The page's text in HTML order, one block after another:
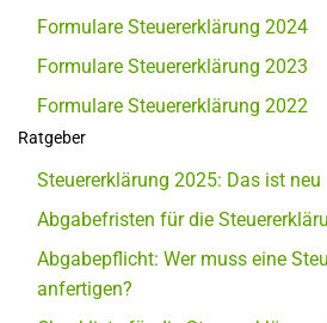
Formulare Steuererklärung 2024
Formulare Steuererklärung 2023
Formulare Steuererklärung 2022
Ratgeber
Steuererklärung 2025: Das ist neu
Abgabefristen für die
Abgabepflicht: Wer muss eine
anfertigen?